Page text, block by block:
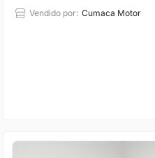
Vendido por: Cumaca Motor